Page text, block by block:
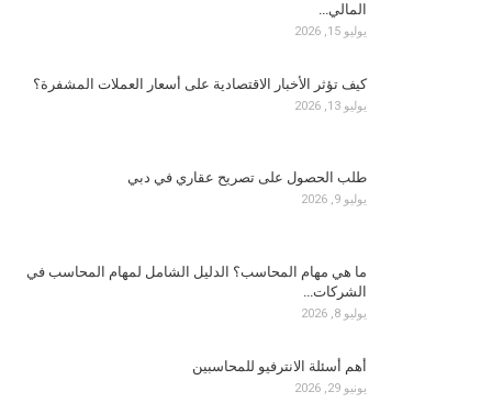
المالي…
يوليو 15, 2026
كيف تؤثر الأخبار الاقتصادية على أسعار العملات المشفرة؟
يوليو 13, 2026
طلب الحصول على تصريح عقاري في دبي
يوليو 9, 2026
ما هي مهام المحاسب؟ الدليل الشامل لمهام المحاسب في
الشركات…
يوليو 8, 2026
أهم أسئلة الانترفيو للمحاسبين
يونيو 29, 2026